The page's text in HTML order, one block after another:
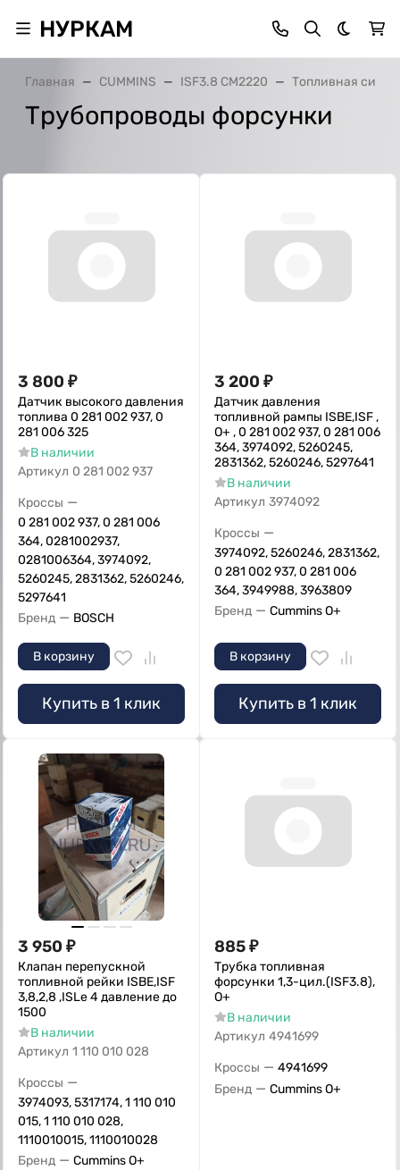
НУРКАМ Темная
Главная CUMMINS ISF3.8 CM2220 Топливная
Трубопроводы форсунки
3 800 ₽
Датчик высокого давления
топлива 0 281 002 937, 0
281 006 325
В наличии
Артикул 0 281 002 937
Кроссы —
0 281 002 937, 0 281 006
364, 0281002937,
0281006364, 3974092,
5260245, 2831362, 5260246,
5297641
Бренд — BOSCH
В корзину
Купить в 1 клик
3 200 ₽
Датчик давления
топливной рампы ISBE,ISF ,
O+ , 0 281 002 937, 0 281 006
364, 3974092, 5260245,
2831362, 5260246, 5297641
В наличии
Артикул 3974092
Кроссы —
3974092, 5260246, 2831362,
0 281 002 937, 0 281 006
364, 3949988, 3963809
Бренд — Cummins O+
В корзину
Купить в 1 клик
3 950 ₽
Клапан перепускной
топливной рейки ISBE,ISF
3,8,2,8 ,ISLe 4 давление до
1500
В наличии
Артикул 1 110 010 028
Кроссы —
3974093, 5317174, 1 110 010
015, 1 110 010 028,
1110010015, 1110010028
Бренд — Cummins O+
885₽
Трубка топливная
форсунки 1,3-цил.(ISF3.8),
О+
В наличии
Артикул 4941699
Кроссы — 4941699
Бренд — Cummins O+